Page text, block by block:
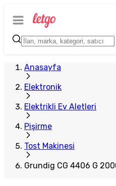
Anasayfa
Elektronik
Elektrikli Ev Aletleri
Pişirme
Tost Makinesi
Grundig CG 4406 G